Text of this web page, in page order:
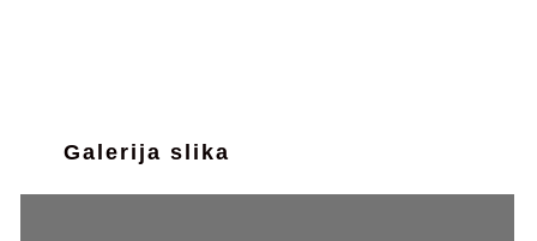
Galerija slika